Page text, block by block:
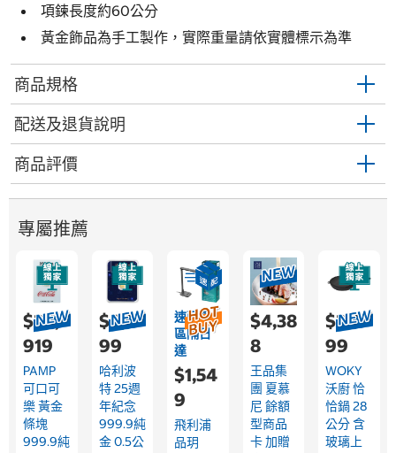
項鍊長度約60公分
黃金飾品為手工製作，實際重量請依實體標示為準
商品規格
配送及退貨說明
商品評價
專屬推薦
$24,
919
PAMP
可口可
樂 黃金
條塊
999.9純
$4,0
99
哈利波
特 25週
年紀念
999.9純
金 0.5公
速配限
區隔日
達
$1,54
9
飛利浦
品玥
$4,38
8
王品集
團 夏慕
尼 餘額
型商品
卡 加贈
$2,4
99
WOKY
沃廚 恰
恰鍋 28
公分 含
玻璃上